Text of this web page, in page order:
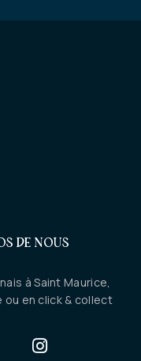
DE NOUS
à Saint Maurice,
ou en click & collect